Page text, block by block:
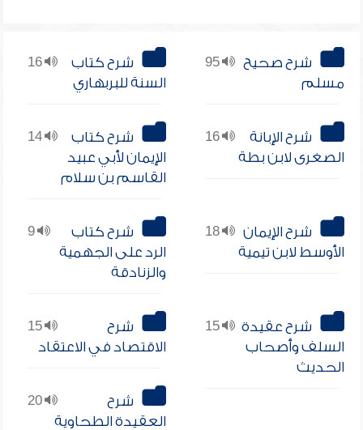
95
شرح صحيح
مسلم
16
شرح كتاب
السنة للبربهاري
16
شرح الإبانة
الصغرى لابن بطة
14
شرح كتاب
الإيمان لأبي عبيد
القاسم بن سلام
18
شرح الإيمان
الأوسط لابن تيمية
9
شرح كتاب
الرد على الجهمية
والزنادقة
15
شرح عقيدة
السلف وأصحاب
الحديث
15
شرح
الاقتصاد في الاعتقاد
20
شرح
العقيدة الطحاوية